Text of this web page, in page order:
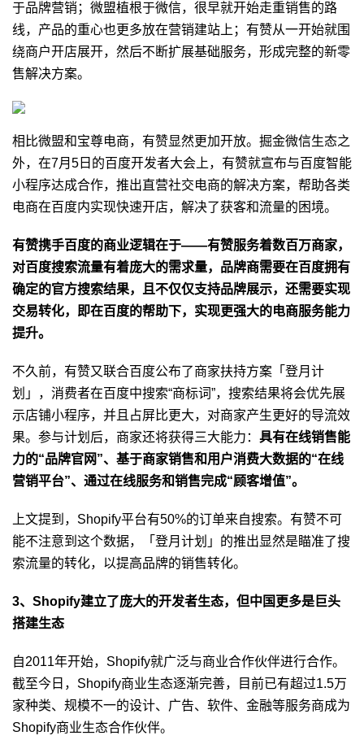
于品牌营销；微盟植根于微信，很早就开始走重销售的路
线，产品的重心也更多放在营销建站上；有赞从一开始就围
绕商户开店展开，然后不断扩展基础服务，形成完整的新零
售解决方案。
相比微盟和宝尊电商，有赞显然更加开放。掘金微信生态之
外，在7月5日的百度开发者大会上，有赞就宣布与百度智能
小程序达成合作，推出直营社交电商的解决方案，帮助各类
电商在百度内实现快速开店，解决了获客和流量的困境。
有赞携手百度的商业逻辑在于——有赞服务着数百万商家，
对百度搜索流量有着庞大的需求量，品牌商需要在百度拥有
确定的官方搜索结果，且不仅仅支持品牌展示，还需要实现
交易转化，即在百度的帮助下，实现更强大的电商服务能力
提升。
不久前，有赞又联合百度公布了商家扶持方案「登月计
划」，消费者在百度中搜索“商标词”，搜索结果将会优先展
示店铺小程序，并且占屏比更大，对商家产生更好的导流效
果。参与计划后，商家还将获得三大能力： 具有在线销售能
力的“品牌官网”、基于商家销售和用户消费大数据的“在线
营销平台”、通过在线服务和销售完成“顾客增值”。
上文提到，Shopify平台有50%的订单来自搜索。有赞不可
能不注意到这个数据，「登月计划」的推出显然是瞄准了搜
索流量的转化，以提高品牌的销售转化。
3、Shopify建立了庞大的开发者生态，但中国更多是巨头
搭建生态
自2011年开始，Shopify就广泛与商业合作伙伴进行合作。
截至今日，Shopify商业生态逐渐完善，目前已有超过1.5万
家种类、规模不一的设计、广告、软件、金融等服务商成为
Shopify商业生态合作伙伴。